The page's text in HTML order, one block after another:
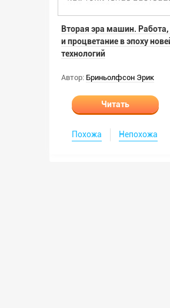
Вторая эра машин. Работа,
и процветание в эпоху
технологий
Автор: Бриньолфсон Эрик
Читать
Похожа Непохожа